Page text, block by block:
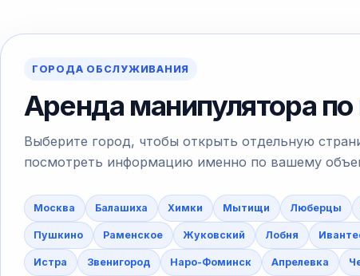
ГОРОДА ОБСЛУЖИВАНИЯ
Аренда манипулятора
Выберите город, чтобы открыть отдельную
посмотреть информацию именно по вашему
Москва Балашиха Химки Мытищи Люберцы
Пушкино Раменское Жуковский Лобня
Истра Звенигород Наро-Фоминск Апрелевка